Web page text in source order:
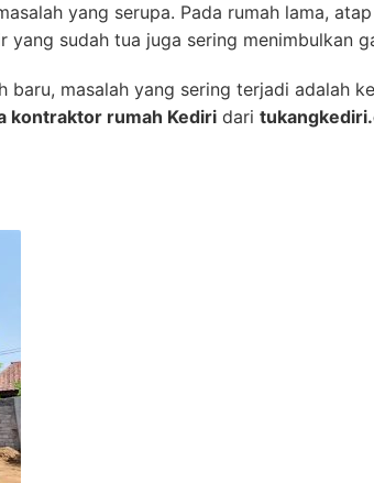
yang serupa. Pada rumah lama,
sudah tua juga sering menimbulkan
baru, masalah yang sering terjadi
kontraktor rumah Kediri dari